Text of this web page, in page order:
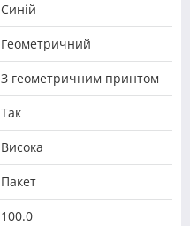
Синій
Геометричний
З геометричним принтом
Так
Висока
Пакет
100.0